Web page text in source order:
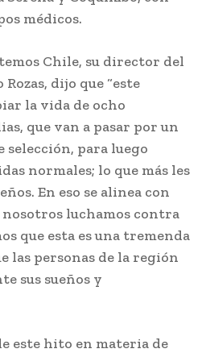
médicos.
Chile, su director del
dijo que “este
la vida de ocho
que van a pasar por un
para luego
normales; lo que más les
En eso se alinea con
nosotros luchamos contra
que esta es una tremenda
las personas de la región
sus sueños y
este hito en materia de